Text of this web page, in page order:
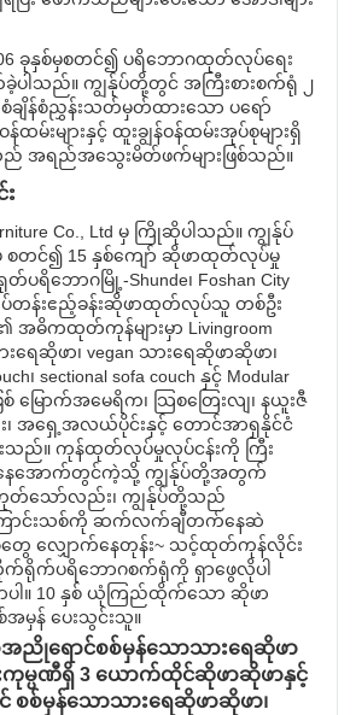
ခုနှစ်မှစတင်၍ ပရိဘောဂထုတ်လုပ်ရေး
ပါသည်။ ကျွန်ုပ်တို့တွင် အကြီးစားစက်ရုံ ၂
ချိန်စံညွှန်းသတ်မှတ်ထားသော ပရော်
မ်းများနှင့် ထူးချွန်ဝန်ထမ်းအုပ်စုများရှိ
အရည်အသွေးမိတ်ဖက်များဖြစ်သည်။
း
Co., Ltd မှ ကြိုဆိုပါသည်။ ကျွန်ုပ်
စတင်၍ 15 နှစ်ကျော် ဆိုဖာထုတ်လုပ်မှု
ဘောဂမြို့-Shunde၊ Foshan City
န်းဧည့်ခန်းဆိုဖာထုတ်လုပ်သူ တစ်ဦး
အဓိကထုတ်ကုန်များမှာ Livingroom
ရေဆိုဖာ၊ vegan သားရေဆိုဖာဆိုဖာ၊
၊ sectional sofa couch နှင့် Modular
ြစ် မြောက်အမေရိက၊ သြစတြေးလျ၊ နယူးဇီ
ား၊ အရှေ့အလယ်ပိုင်းနှင့် တောင်အာရှနိုင်ငံ
ားသည်။ ကုန်ထုတ်လုပ်မှုလုပ်ငန်းကို ကြီး
ေအနေအောက်တွင်ကဲ့သို့ ကျွန်ုပ်တို့အတွက်
တ်သော်လည်း၊ ကျွန်ုပ်တို့သည်
ာင်းသစ်ကို ဆက်လက်ချီတက်နေဆဲ
တွေ လျှောက်နေတုန်း~ သင့်ထုတ်ကုန်လိုင်း
ရိုက်ပရိဘောဂစက်ရုံကို ရှာဖွေလိုပါ
ာပါ။ 10 နှစ် ယုံကြည်ထိုက်သော ဆိုဖာ
န် ပေးသွင်းသူ။
အညိုရောင်စစ်မှန်သောသားရေဆိုဖာ
ကုမ္ပဏီရှိ 3 ယောက်ထိုင်ဆိုဖာဆိုဖာနှင့်
င် စစ်မှန်သောသားရေဆိုဖာဆိုဖာ၊